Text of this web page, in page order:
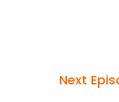
không, được
Next